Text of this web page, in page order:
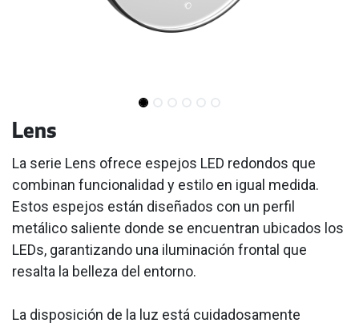
Lens
La serie Lens ofrece espejos LED redondos que
combinan funcionalidad y estilo en igual medida.
Estos espejos están diseñados con un perfil
metálico saliente donde se encuentran ubicados los
LEDs, garantizando una iluminación frontal que
resalta la belleza del entorno.
La disposición de la luz está cuidadosamente